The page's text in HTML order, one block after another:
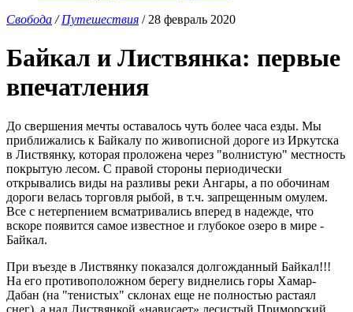
Свобода /Путешествия / 28 февраль 2020
Байкал и Листвянка: первые
впечатления
До свершения мечты оставалось чуть более часа езды. Мы
приближались к Байкалу по живописной дороге из Иркутска
в Листвянку, которая проложена через "волнистую" местность
покрытую лесом. С правой стороны периодически
открывались виды на разливы реки Ангары, а по обочинам
дороги велась торговля рыбой, в т.ч. запрещенным омулем.
Все с нетерпением всматривались вперед в надежде, что
вскоре появится самое известное и глубокое озеро в мире -
Байкал.
При въезде в Листвянку показался долгожданный Байкал!!!
На его противоположном берегу виднелись горы Хамар-
Дабан (на "тенистых" склонах еще не полностью растаял
снег), а над Листвянкой «нависает» лесистый Приморский